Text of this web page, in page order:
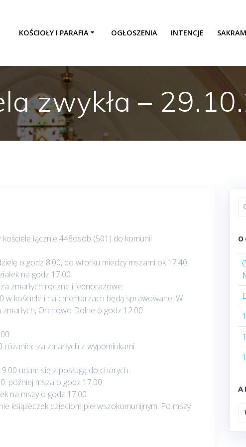
KOŚCIOŁY I PARAFIA OGŁOSZENIA INTENCJE
zwykła –
kościele łącznie 448osób (501) do komunii
o godz 8.00, do wtorku miedzy mszami ok 17.40.
na godz 17.00
zmarłych roczne i jednorazowe.
w kościele i na cmentarzach będą sprawowane: W
Orchowo Dolne o godz 12.00
za zmarłych z wypominkami
udam się z posługą do chorych.
później msza o godz 17.00
na mszy o godz 17.00
książeczek dzieciom pierwszokomunijnym. Po mszy